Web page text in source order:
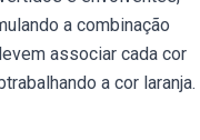
a combinação
associar cada cor
a cor laranja.